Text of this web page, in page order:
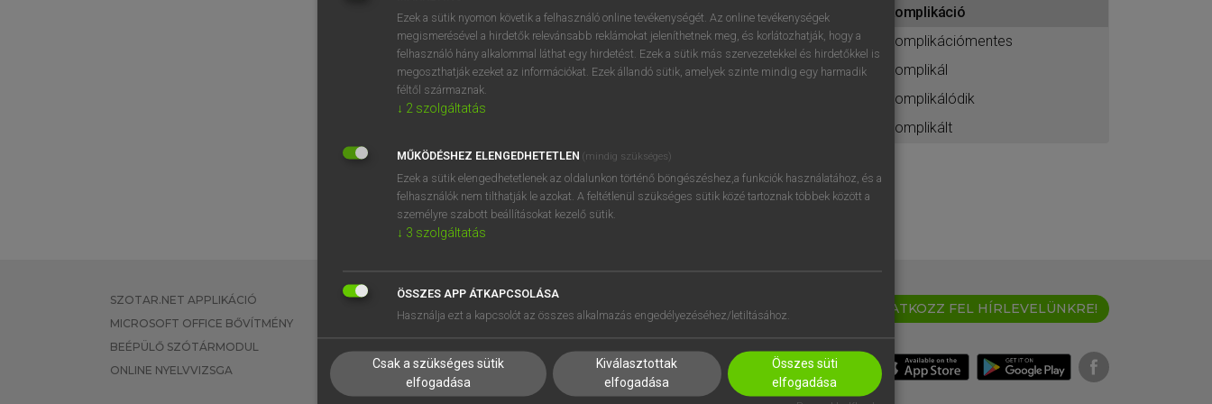
BELÉPÉS
próbaverziójának elindításához
regisztrálok ésbelépek.
REGISZTRÁCIÓ
komplikáció
komplikációmentes
komplikál
komplikálódik
komplikált
SZOTAR.NET APPLIKÁCIÓ
MICROSOFT OFFICE BŐVÍTMÉNY
BEÉPÜLŐ SZÓTÁRMODUL
ONLINE NYELVVIZSGA
EGYÉNI FELHASZNÁLÓKNAK
TANULÓKNAK
VÁLLALATI MEGOLDÁSOK
SÚGÓ
RÓLUNK
SÜTI BEÁLLÍTÁSOK
IRATKOZZ FEL HÍRLEVELÜNKRE!
Ezek a sütik nyomon követik a felhasználó online tevékenységét. Az online tevékenységek
megismerésével a hirdetők relevánsabb reklámokat jeleníthetnek meg, és korlátozhatják, hogy a
felhasználó hány alkalommal láthat egy hirdetést. Ezek a sütik más szervezetekkel és hirdetőkkel is
megoszthatják ezeket az információkat. Ezek állandó sütik, amelyek szinte mindig egy harmadik
féltől származnak.
↓ 2 szolgáltatás
MŰKÖDÉSHEZ ELENGEDHETETLEN (mindig szükséges)
Ezek a sütik elengedhetetlenek az oldalunkon történő böngészéshez,a funkciók használatához, és a
felhasználók nem tilthatják le azokat. A feltétlenül szükséges sütik közé tartoznak többek között a
személyre szabott beállításokat kezelő sütik.
↓ 3 szolgáltatás
ÖSSZES APP ÁTKAPCSOLÁSA
Használja ezt a kapcsolót az összes alkalmazás engedélyezéséhez/letiltásához.
Csak a szükséges sütik
elfogadása
Kiválasztottak
elfogadása
Összes süti
elfogadása